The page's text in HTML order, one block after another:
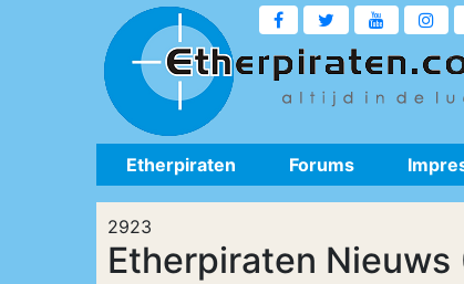
Etherpiraten Forums
2923
Etherpiraten Nieuws